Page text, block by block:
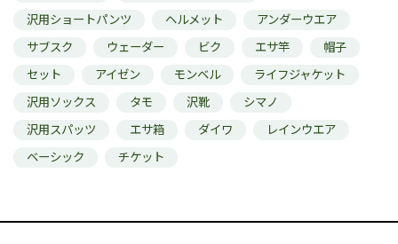
沢用ショートパンツ
ヘルメット
アンダーウエア
サブスク
ウェーダー ビク エサ竿
帽子
セット
アイゼン モンベル
ライフジャケット
沢用ソックス
タモ 沢靴
シマノ
沢用スパッツ
エサ箱 ダイワ
レインウエア
ベーシック
チケット